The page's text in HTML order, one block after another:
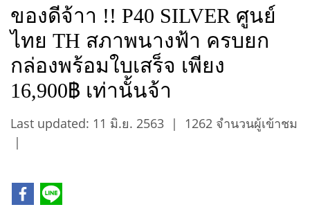
ของดีจ้าา !! P40 SILVER ศูนย์
ไทย TH สภาพนางฟ้า ครบยก
กล่องพร้อมใบเสร็จ เพียง
16,900฿ เท่านั้นจ้า
Last updated: 11 มิ.ย. 2563 |
1262 จำนวนผู้เข้าชม
|